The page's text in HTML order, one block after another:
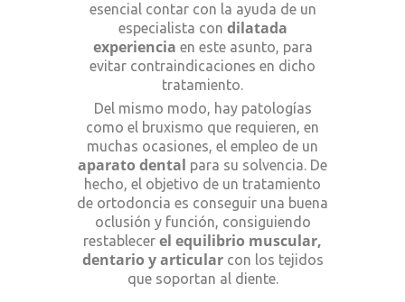
esencial contar con la ayuda de un
especialista con dilatada
experiencia en este asunto, para
evitar contraindicaciones en dicho
tratamiento.
Del mismo modo, hay patologías
como el bruxismo que requieren, en
muchas ocasiones, el empleo de un
aparato dental para su solvencia. De
hecho, el objetivo de un tratamiento
de ortodoncia es conseguir una buena
oclusión y función, consiguiendo
restablecer el equilibrio muscular,
dentario y articular con los tejidos
que soportan al diente.